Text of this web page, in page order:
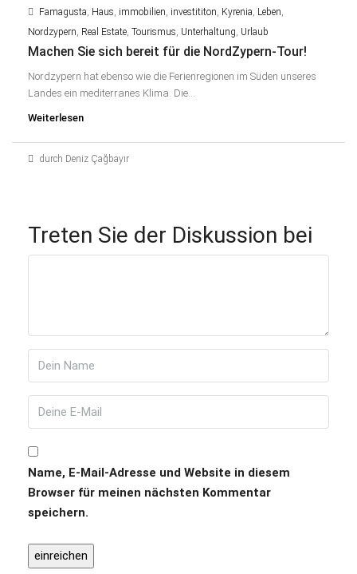
Famagusta, Haus, immobilien, investititon, Kyrenia, Leben,
Nordzypern, Real Estate, Tourismus, Unterhaltung, Urlaub
Machen Sie sich bereit für die NordZypern-Tour!
Nordzypern hat ebenso wie die Ferienregionen im Süden unseres
Landes ein mediterranes Klima. Die...
Weiterlesen
durch Deniz Çağbayır
Treten Sie der Diskussion bei
Name, E-Mail-Adresse und Website in diesem
Browser für meinen nächsten Kommentar
speichern.